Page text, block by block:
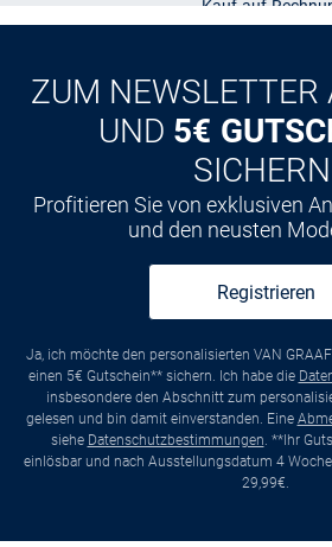
CLUB
ZUM NEWSLETTER
UND 5€
Profitieren Sie von exklusiven
und den neusten
Registrieren
Ja, ich möchte den personalisierten VAN
einen 5€ Gutschein** sichern. Ich habe die
insbesondere den Abschnitt zum
gelesen und bin damit einverstanden. Eine
siehe Datenschutzbestimmungen. **Ihr
einlösbar und nach Ausstellungsdatum 4
29,99€.